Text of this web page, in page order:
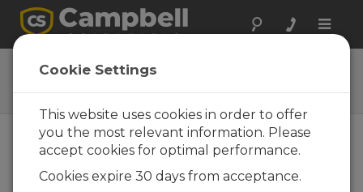
Toggle
CM268
PV Module Mount
Cookie Settings
This website uses cookies in order to offer
you the most relevant information. Please
accept cookies for optimal performance.
Cookies expire 30 days from acceptance.